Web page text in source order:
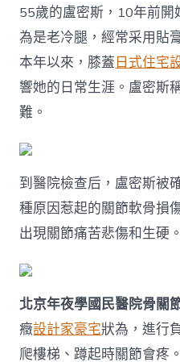
55歲的盧密斯，10年前
為是老冷腿，經常采用貼
本年以來，膝蓋日式住宅
響她的日常生涯。盧密斯
難。
到醫院檢查后，盧密斯被
種原因惹起的關節軟骨損
出現關節痛苦悲傷和生硬。
北京年夜學國民醫院骨關
癥設計家豪宅狀為，進行
爬樓梯、蹲起時關節會疼